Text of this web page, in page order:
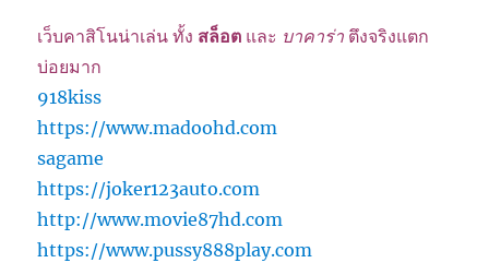
เว็บคาสิโนน่าเล่น ทั้ง สล็อต และ บาคาร่า ตึงจริงแตก
บ่อยมาก
918kiss
https://www.madoohd.com
sagame
https://joker123auto.com
http://www.movie87hd.com
https://www.pussy888play.com